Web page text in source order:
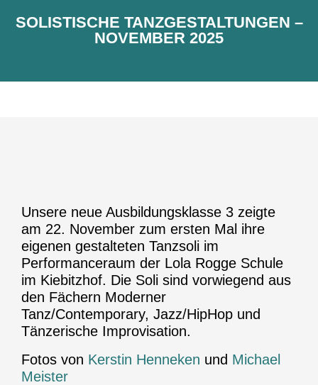
SOLISTISCHE TANZGESTALTUNGEN –
NOVEMBER 2025
Unsere neue Ausbildungsklasse 3 zeigte
am 22. November zum ersten Mal ihre
eigenen gestalteten Tanzsoli im
Performanceraum der Lola Rogge Schule
im Kiebitzhof. Die Soli sind vorwiegend aus
den Fächern Moderner
Tanz/Contemporary, Jazz/HipHop und
Tänzerische Improvisation.
Fotos von Kerstin Henneken und Michael
Meister